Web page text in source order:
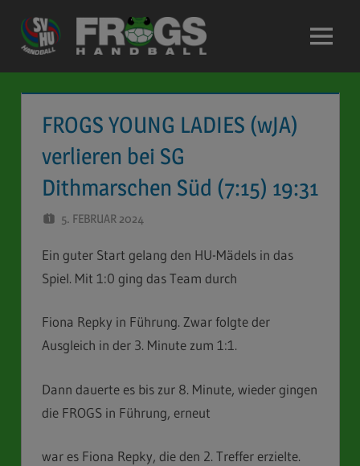
Inhalt
springen
Menü
FROGS YOUNG LADIES (wJA)
verlieren bei SG
Dithmarschen Süd (7:15) 19:31
5. FEBRUAR 2024
Ein guter Start gelang den HU-Mädels in das
Spiel. Mit 1:0 ging das Team durch
Fiona Repky in Führung. Zwar folgte der
Ausgleich in der 3. Minute zum 1:1.
Dann dauerte es bis zur 8. Minute, wieder gingen
die FROGS in Führung, erneut
war es Fiona Repky, die den 2. Treffer erzielte.